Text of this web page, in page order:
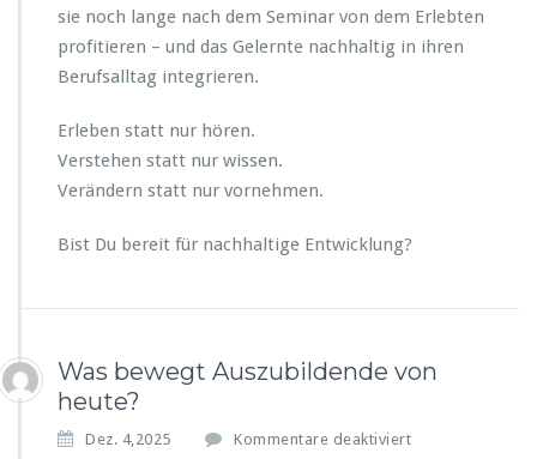
sie noch lange nach dem Seminar von dem Erlebten
profitieren – und das Gelernte nachhaltig in ihren
Berufsalltag integrieren.
Erleben statt nur hören.
Verstehen statt nur wissen.
Verändern statt nur vornehmen.
Bist Du bereit für nachhaltige Entwicklung?
Was bewegt Auszubildende von
heute?
Dez. 4,2025 Kommentare deaktiviert